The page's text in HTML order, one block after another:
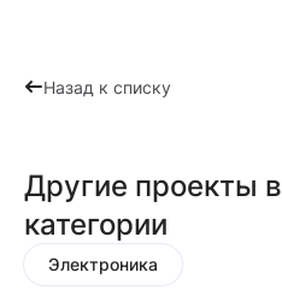
Назад к списку
Другие проекты в
категории
Электроника